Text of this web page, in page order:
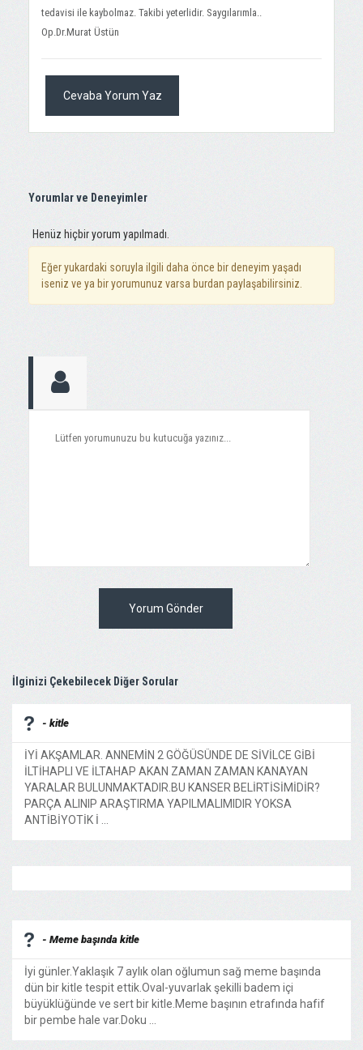
tedavisi ile kaybolmaz. Takibi yeterlidir. Saygılarımla..
Op.Dr.Murat Üstün
Cevaba Yorum Yaz
Yorumlar ve Deneyimler
Henüz hiçbir yorum yapılmadı.
Eğer yukardaki soruyla ilgili daha önce bir deneyim yaşadı
iseniz ve ya bir yorumunuz varsa burdan paylaşabilirsiniz.
Yorum Gönder
İlginizi Çekebilecek Diğer Sorular
- kitle
İYİ AKŞAMLAR. ANNEMİN 2 GÖĞÜSÜNDE DE SİVİLCE GİBİ
İLTİHAPLI VE İLTAHAP AKAN ZAMAN ZAMAN KANAYAN
YARALAR BULUNMAKTADIR.BU KANSER BELİRTİSİMİDİR?
PARÇA ALINIP ARAŞTIRMA YAPILMALIMIDIR YOKSA
ANTİBİYOTİK İ ...
- Meme başında kitle
İyi günler.Yaklaşık 7 aylık olan oğlumun sağ meme başında
dün bir kitle tespit ettik.Oval-yuvarlak şekilli badem içi
büyüklüğünde ve sert bir kitle.Meme başının etrafında hafif
bir pembe hale var.Doku ...